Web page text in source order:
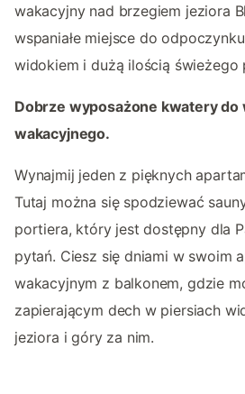
wakacyjny nad brzegiem jeziora
wspaniałe miejsce do
widokiem i dużą ilością świeżego
Dobrze wyposażone kwatery do
wakacyjnego.
Wynajmij jeden z pięknych
Tutaj można się spodziewać
portiera, który jest dostępny dla
pytań. Ciesz się dniami w swoim
wakacyjnym z balkonem, gdzie
zapierającym dech w piersiach
jeziora i góry za nim.